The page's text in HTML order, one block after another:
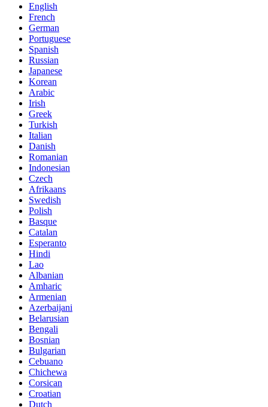
English
French
German
Portuguese
Spanish
Russian
Japanese
Korean
Arabic
Irish
Greek
Turkish
Italian
Danish
Romanian
Indonesian
Czech
Afrikaans
Swedish
Polish
Basque
Catalan
Esperanto
Hindi
Lao
Albanian
Amharic
Armenian
Azerbaijani
Belarusian
Bengali
Bosnian
Bulgarian
Cebuano
Chichewa
Corsican
Croatian
Dutch